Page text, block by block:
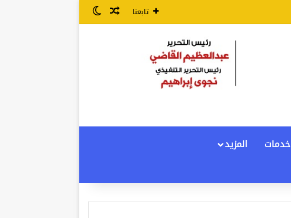
تابعنا مقال عشوائي
الوضع المظلم
خدمات
المزيد